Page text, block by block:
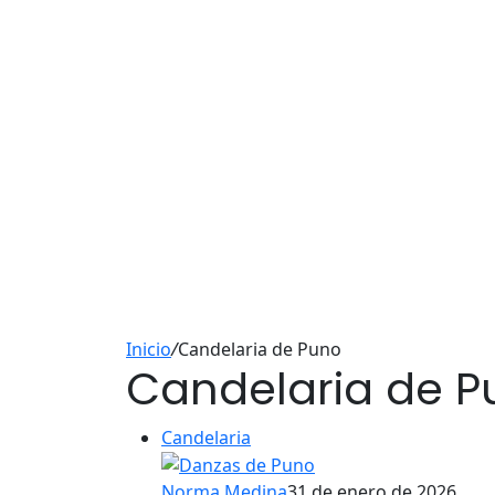
Inicio/Candelaria de Puno
Candelaria de
Candelaria